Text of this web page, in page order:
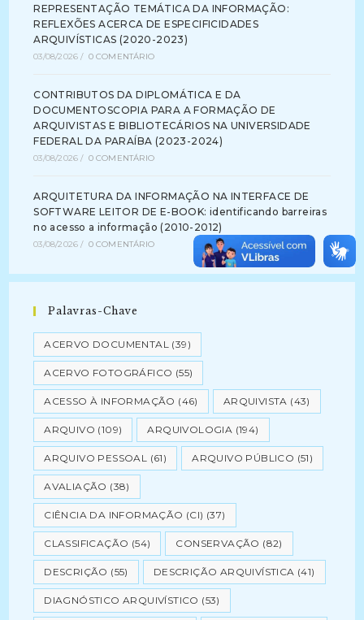
REPRESENTAÇÃO TEMÁTICA DA INFORMAÇÃO:
REFLEXÕES ACERCA DE ESPECIFICIDADES
ARQUIVÍSTICAS (2020-2023)
03/08/2026 / 0 COMENTÁRIO
CONTRIBUTOS DA DIPLOMÁTICA E DA
DOCUMENTOSCOPIA PARA A FORMAÇÃO DE
ARQUIVISTAS E BIBLIOTECÁRIOS NA UNIVERSIDADE
FEDERAL DA PARAÍBA (2023-2024)
03/08/2026 / 0 COMENTÁRIO
ARQUITETURA DA INFORMAÇÃO NA INTERFACE DE
SOFTWARE LEITOR DE E-BOOK: identificando barreiras
no acesso a informação (2010-2012)
03/08/2026 / 0 COMENTÁRIO
Palavras-Chave
ACERVO DOCUMENTAL (39)
ACERVO FOTOGRÁFICO (55)
ACESSO À INFORMAÇÃO (46) ARQUIVISTA (43)
ARQUIVO (109) ARQUIVOLOGIA (194)
ARQUIVO PESSOAL (61) ARQUIVO PÚBLICO (51)
AVALIAÇÃO (38)
CIÊNCIA DA INFORMAÇÃO (CI) (37)
CLASSIFICAÇÃO (54) CONSERVAÇÃO (82)
DESCRIÇÃO (55) DESCRIÇÃO ARQUIVÍSTICA (41)
DIAGNÓSTICO ARQUIVÍSTICO (53)